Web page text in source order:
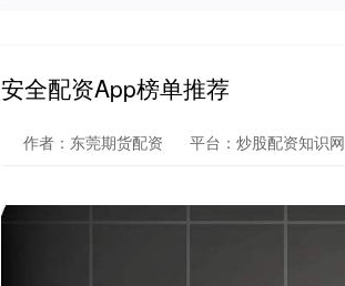
安全配资App榜单推荐
作者：东莞期货配资 平台：炒股配资知识网